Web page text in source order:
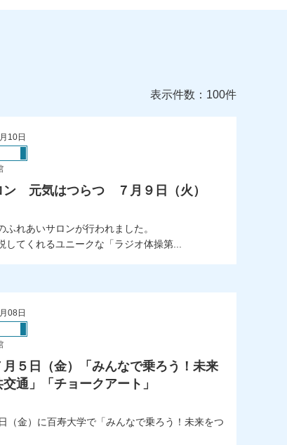
表示件数：100件
10日
ン 元気はつらつ ７月９日（火）
ふれあいサロンが行われました。
してくれるユニークな「ラジオ体操第...
08日
５日（金）「みんなで乗ろう！未来
通」「チョークアート」
金）に百寿大学で「みんなで乗ろう！未来をつ